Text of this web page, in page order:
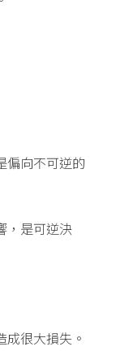
偏向不可逆的
，是可逆決
很大損失。